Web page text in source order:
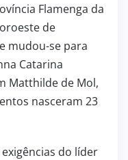
Flamenga da
de
mudou-se para
Catarina
Matthilde de Mol,
nasceram 23
do líder